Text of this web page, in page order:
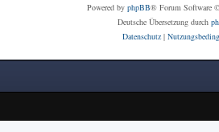
Powered by phpBB® Forum Software
Deutsche Übersetzung durch
Datenschutz|